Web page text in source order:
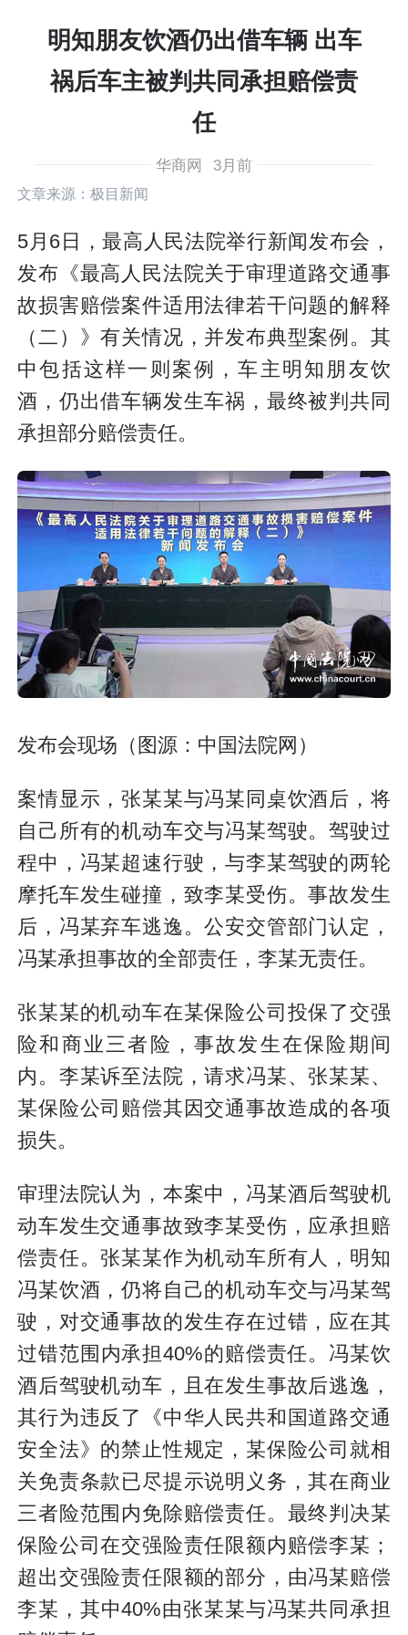
明知朋友饮酒仍出借车辆 出车
祸后车主被判共同承担赔偿责
任
华商网 3月前
文章来源：极目新闻
5月6日，最高人民法院举行新闻发布会，
发布《最高人民法院关于审理道路交通事
故损害赔偿案件适用法律若干问题的解释
（二）》有关情况，并发布典型案例。其
中包括这样一则案例，车主明知朋友饮
酒，仍出借车辆发生车祸，最终被判共同
承担部分赔偿责任。
发布会现场（图源：中国法院网）
案情显示，张某某与冯某同桌饮酒后，将
自己所有的机动车交与冯某驾驶。驾驶过
程中，冯某超速行驶，与李某驾驶的两轮
摩托车发生碰撞，致李某受伤。事故发生
后，冯某弃车逃逸。公安交管部门认定，
冯某承担事故的全部责任，李某无责任。
张某某的机动车在某保险公司投保了交强
险和商业三者险，事故发生在保险期间
内。李某诉至法院，请求冯某、张某某、
某保险公司赔偿其因交通事故造成的各项
损失。
审理法院认为，本案中，冯某酒后驾驶机
动车发生交通事故致李某受伤，应承担赔
偿责任。张某某作为机动车所有人，明知
冯某饮酒，仍将自己的机动车交与冯某驾
驶，对交通事故的发生存在过错，应在其
过错范围内承担40%的赔偿责任。冯某饮
酒后驾驶机动车，且在发生事故后逃逸，
其行为违反了《中华人民共和国道路交通
安全法》的禁止性规定，某保险公司就相
关免责条款已尽提示说明义务，其在商业
三者险范围内免除赔偿责任。最终判决某
保险公司在交强险责任限额内赔偿李某；
超出交强险责任限额的部分，由冯某赔偿
李某，其中40%由张某某与冯某共同承担